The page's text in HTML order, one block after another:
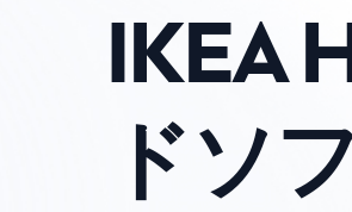
IKEA
ドソ